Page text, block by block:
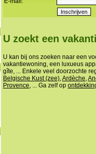
U zoekt een
U kan bij ons zoeken naar een
vakantiewoning, een luxueus
gîte, ... Enkele veel doorzochte
Belgische Kust (zee) Ardèche
Provence , ... Ga zelf op